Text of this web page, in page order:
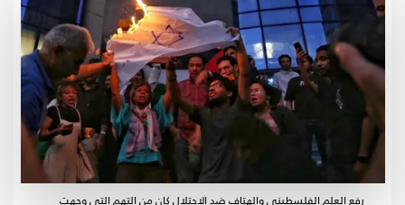
رفع العلم الفلسطيني والهتاف ضد الاحتلال كان من التهم التي وجهت